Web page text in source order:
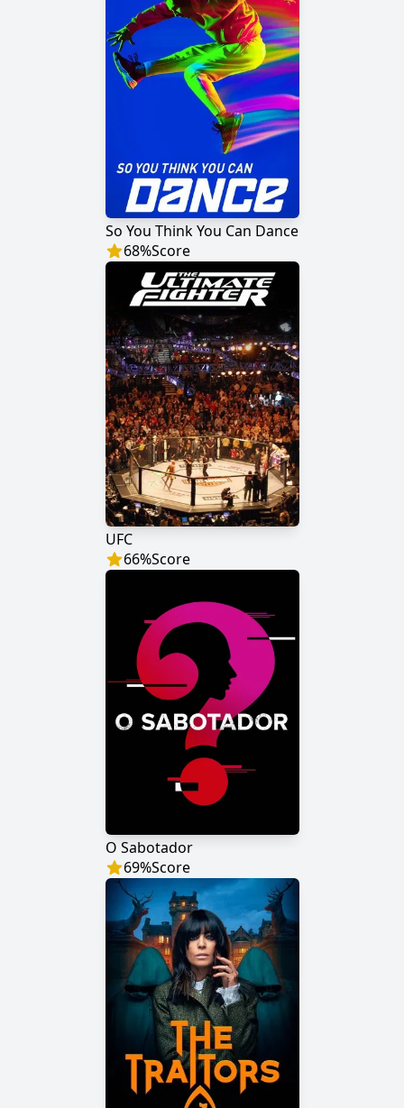
So You Think You Can Dance
68%Score
UFC
66%Score
O Sabotador
69%Score